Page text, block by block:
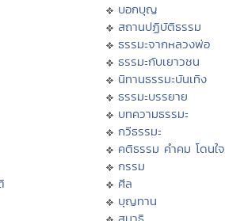
บอกบุญ
สถานปฏิบัติธรรม
ธรรมะจากหลวงพ่อ
ธรรมะกับเยาวชน
นิทานธรรมะบันเทิง
ธรรมะบรรยาย
บทความธรรมะ
กวีธรรมะ
คติธรรม คำคม โดนใจ
กรรม
ศีล
บุญทาน